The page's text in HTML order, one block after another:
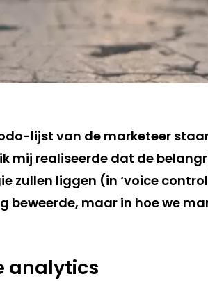
lijst van de marketeer
mij realiseerde dat de
zullen liggen (in ‘voice
beweerde, maar in hoe we
analytics